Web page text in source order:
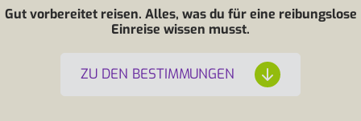
Gut vorbereitet reisen. Alles, was du für eine reibungslose
Einreise wissen musst.
ZU DEN BESTIMMUNGEN